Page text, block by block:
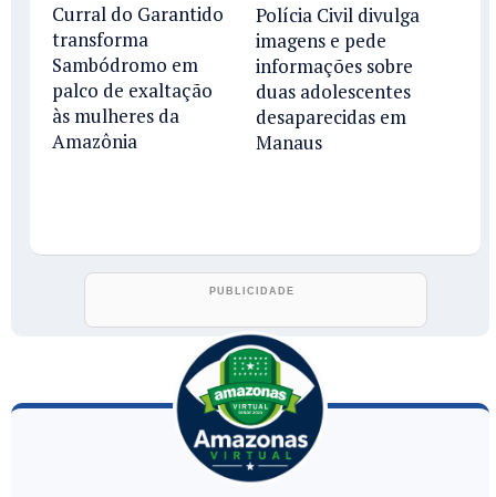
Curral do Garantido
transforma
Sambódromo em
palco de exaltação
às mulheres da
Amazônia
Polícia Civil divulga
imagens e pede
informações sobre
duas adolescentes
desaparecidas em
Manaus